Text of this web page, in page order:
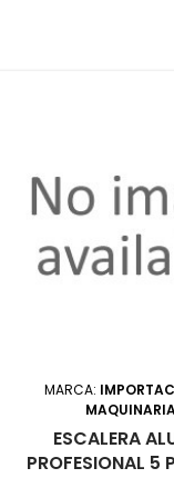
MARCA:
ESCALERA
PROFESIONAL 5